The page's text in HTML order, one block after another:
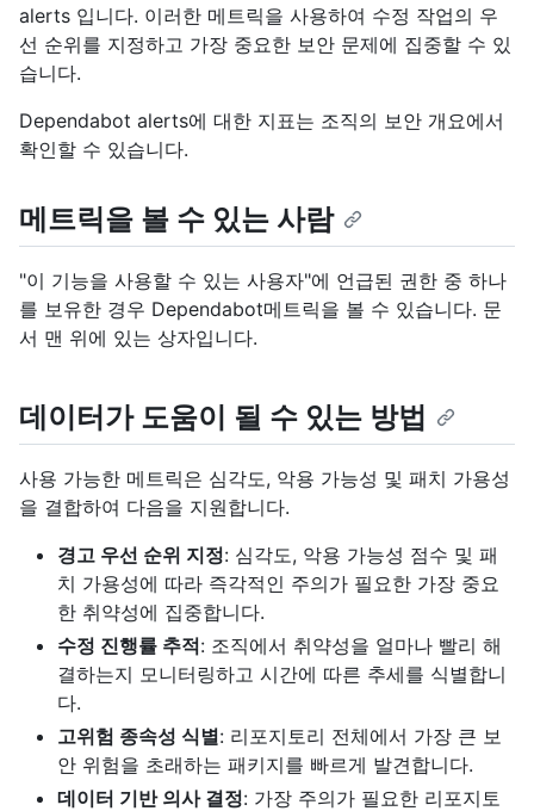
alerts 입니다. 이러한 메트릭을 사용하여 수정 작업의 우
선 순위를 지정하고 가장 중요한 보안 문제에 집중할 수 있
습니다.
Dependabot alerts에 대한 지표는 조직의 보안 개요에서
확인할 수 있습니다.
메트릭을 볼 수 있는 사람
"이 기능을 사용할 수 있는 사용자"에 언급된 권한 중 하나
를 보유한 경우 Dependabot메트릭을 볼 수 있습니다. 문
서 맨 위에 있는 상자입니다.
데이터가 도움이 될 수 있는 방법
사용 가능한 메트릭은 심각도, 악용 가능성 및 패치 가용성
을 결합하여 다음을 지원합니다.
경고 우선 순위 지정: 심각도, 악용 가능성 점수 및 패
치 가용성에 따라 즉각적인 주의가 필요한 가장 중요
한 취약성에 집중합니다.
수정 진행률 추적: 조직에서 취약성을 얼마나 빨리 해
결하는지 모니터링하고 시간에 따른 추세를 식별합니
다.
고위험 종속성 식별: 리포지토리 전체에서 가장 큰 보
안 위험을 초래하는 패키지를 빠르게 발견합니다.
데이터 기반 의사 결정: 가장 주의가 필요한 리포지토